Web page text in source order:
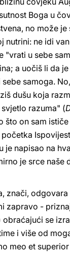
Boga u
no može je
nutrini: ne idi
"vrati u sebe
a uočiš li da
samoga.
dušu koja
razuma" (
što on sam
je napisao na
je srce naše
znači,
zapravo -
obraćajući se
i više od
meo et